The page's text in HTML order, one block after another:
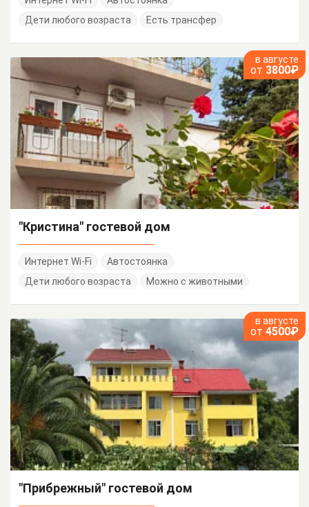
Дети любого возраста
Есть трансфер
в августе
от 3800₽
"Кристина" гостевой дом
Интернет Wi-Fi
Автостоянка
Дети любого возраста
Можно с животными
в августе
от 4500₽
"Прибрежный" гостевой дом